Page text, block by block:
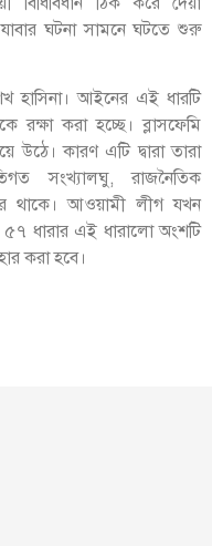
ঘটনা সামনে ঘটতে শুরু
হাসিনা। আইনের এই ধারটি
রক্ষা করা হচ্ছে। ব্লাসফেমি
উঠে। কারণ এটি দ্বারা তারা
সংখ্যালঘু, রাজনৈতিক
থাকে। আওয়ামী লীগ যখন
ধারার এই ধারালো অংশটি
করা হবে।